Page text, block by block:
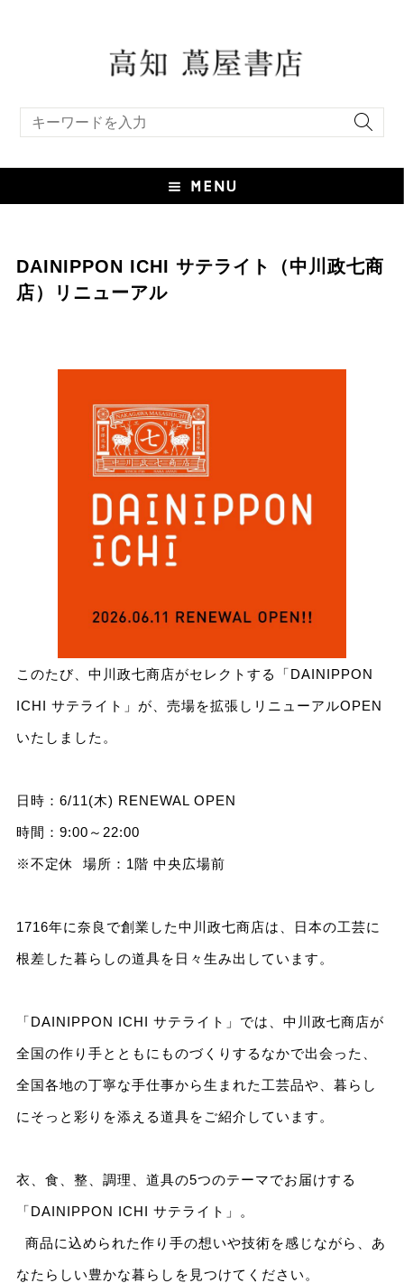
DAINIPPON ICHI サテライト（中川政七商
店）リニューアル
このたび、中川政七商店がセレクトする「DAINIPPON
ICHI サテライト」が、売場を拡張しリニューアルOPEN
いたしました。
日時：6/11(木) RENEWAL OPEN
時間：9:00～22:00
※不定休 場所：1階 中央広場前
1716年に奈良で創業した中川政七商店は、日本の工芸に
根差した暮らしの道具を日々生み出しています。
「DAINIPPON ICHI サテライト」では、中川政七商店が
全国の作り手とともにものづくりするなかで出会った、
全国各地の丁寧な手仕事から生まれた工芸品や、暮らし
にそっと彩りを添える道具をご紹介しています。
衣、食、整、調理、道具の5つのテーマでお届けする
「DAINIPPON ICHI サテライト」。
商品に込められた作り手の想いや技術を感じながら、あ
なたらしい豊かな暮らしを見つけてください。